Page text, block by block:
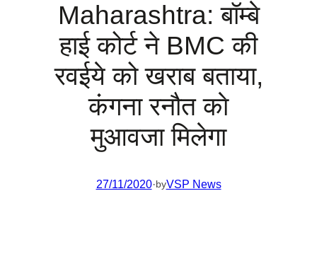
Maharashtra: बॉम्‍बे
हाई कोर्ट ने BMC की
रवईये को खराब बताया,
कंगना रनौत काे
मुआवजा मिलेगा
27/11/2020·byVSP News